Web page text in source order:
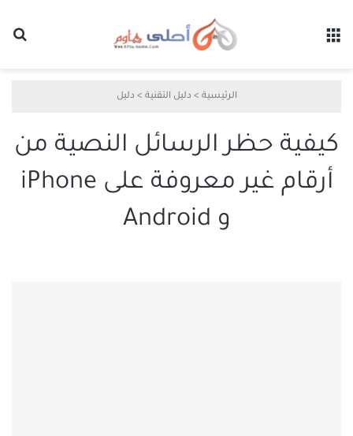
الرئيسية > دليل التقنية > دليل
كيفية حظر الرسائل النصية من
أرقام غير معروفة على iPhone
و Android